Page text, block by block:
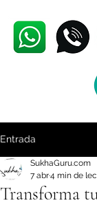
Entrada
Transforma
SukhaGuru.com
7 abr4 min de